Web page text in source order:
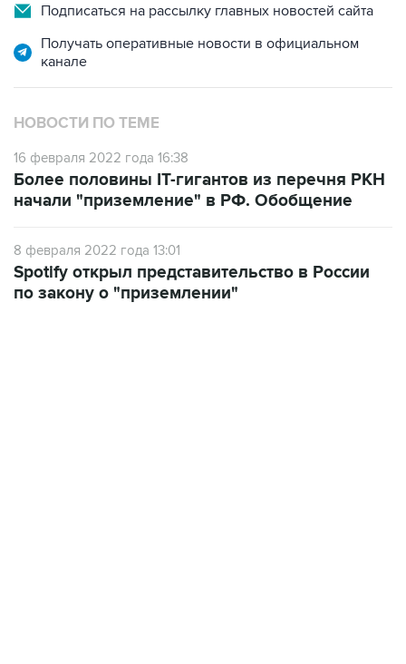
Подписаться на рассылку главных новостей сайта
Получать оперативные новости в официальном
канале
НОВОСТИ ПО ТЕМЕ
16 февраля 2022 года 16:38
Более половины IT-гигантов из перечня РКН
начали "приземление" в РФ. Обобщение
8 февраля 2022 года 13:01
Spotify открыл представительство в России
по закону о "приземлении"